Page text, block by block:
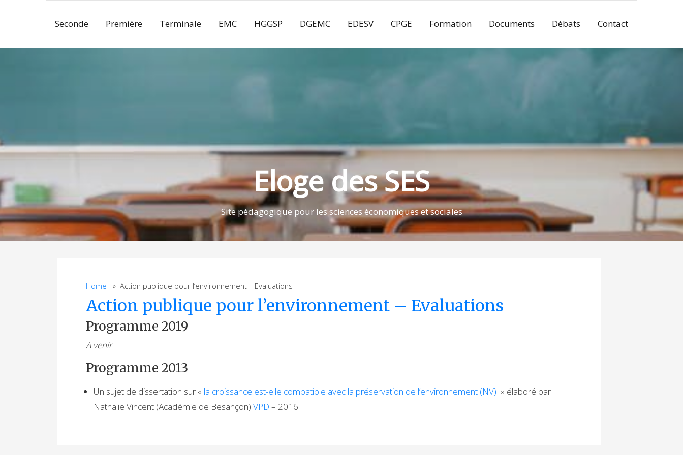
Seconde Première Terminale EMC HGGSP DGEMC EDESV CPGE Formation Documents Débats Contact
Eloge des SES
Site pédagogique pour les sciences économiques et sociales
Home » Action publique pour l’environnement – Evaluations
Action publique pour l’environnement – Evaluations
Programme 2019
A venir
Programme 2013
Un sujet de dissertation sur « la croissance est-elle compatible avec la préservation de l’environnement (NV) » élaboré par
Nathalie Vincent (Académie de Besançon)VPD – 2016